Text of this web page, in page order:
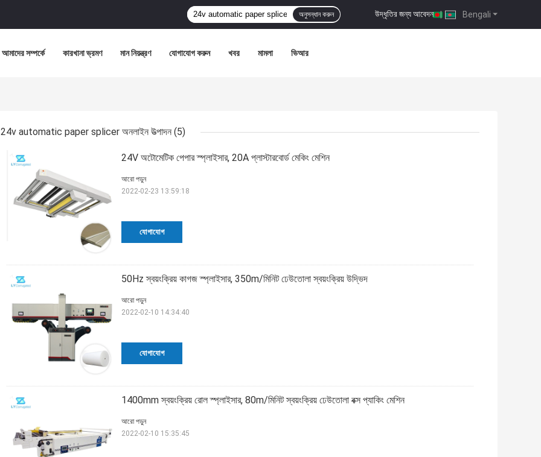
Bengali
উদ্ধৃতির জন্য আবেদন |
অনুসন্ধান করুন
আমাদের সম্পর্কে কারখানা ভ্রমণ মান নিয়ন্ত্রণ যোগাযোগ করুন খবর মামলা ভিআর
24v automatic paper splicer অনলাইন উত্পাদন (5)
24V অটোমেটিক পেপার স্প্লাইসার, 20A প্লাস্টারবোর্ড মেকিং মেশিন
যোগাযোগ
আরো পড়ুন
2022-02-23 13:59:18
50Hz স্বয়ংক্রিয় কাগজ স্প্লাইসার, 350m/মিনিট ঢেউতোলা স্বয়ংক্রিয় উদ্ভিদ
যোগাযোগ
আরো পড়ুন
2022-02-10 14:34:40
1400mm স্বয়ংক্রিয় রোল স্প্লাইসার, 80m/মিনিট স্বয়ংক্রিয় ঢেউতোলা বক্স প্যাকিং মেশিন
আরো পড়ুন
2022-02-10 15:35:45